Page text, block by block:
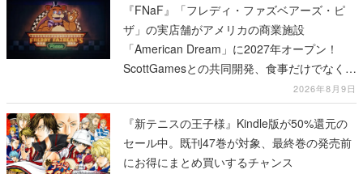
『FNaF』「フレディ・ファズベアーズ・ピ
ザ」の実店舗がアメリカの商業施設
「American Dream」に2027年オープン！
ScottGamesとの共同開発、食事だけでなくス
テージショーや没入型のホラー体験も楽しめ
る
2026年8月9日
『新テニスの王子様』Kindle版が50%還元の
セール中。既刊47巻が対象、最終巻の発売前
にお得にまとめ買いするチャンス